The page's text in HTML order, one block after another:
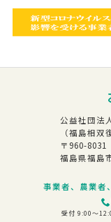
公益社団法
（福島相双
〒960-8031
福島県福島
事業者、農業者
受付 9:00～